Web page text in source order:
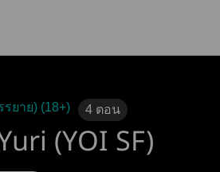
ยาย) (18+) 4 ตอน
(YOI SF)